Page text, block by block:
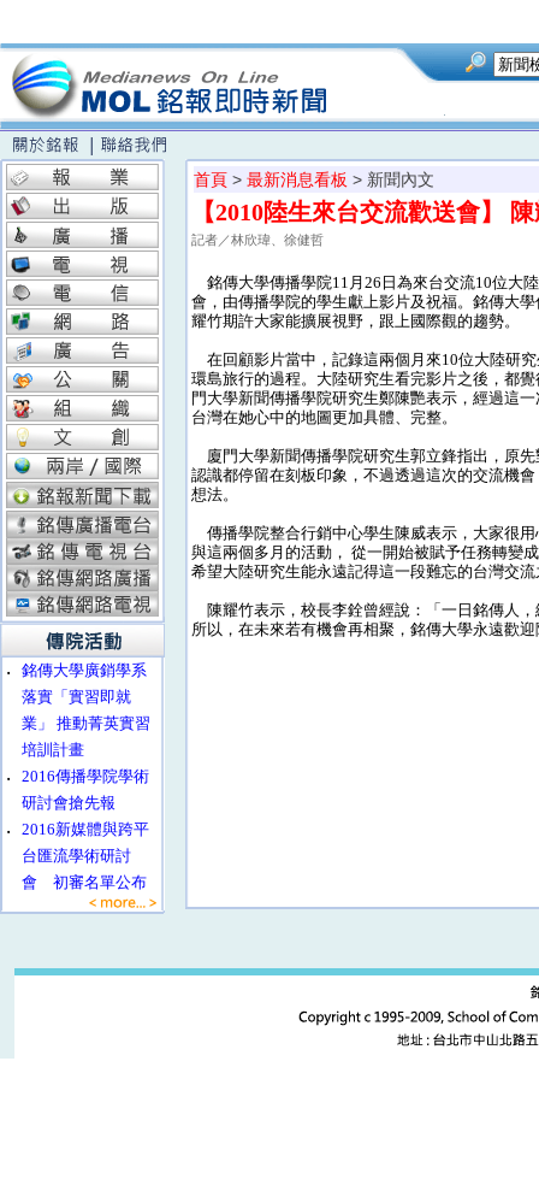
‧
銘傳大學廣銷學系
落實「實習即就
業」 推動菁英實習
培訓計畫
‧
2016傳播學院學術
研討會搶先報
‧
2016新媒體與跨平
台匯流學術研討
會 初審名單公布
首頁 > 最新消息看板 > 新聞內文
【2010陸生來台交流歡送會】
記者／林欣瑋、徐健哲
銘傳大學傳播學院11月26日為來台交流10位大
會，由傳播學院的學生獻上影片及祝福。銘傳大
耀竹期許大家能擴展視野，跟上國際觀的趨勢。
在回顧影片當中，記錄這兩個月來10位大陸研
環島旅行的過程。大陸研究生看完影片之後，都
門大學新聞傳播學院研究生鄭陳艷表示，經過這
台灣在她心中的地圖更加具體、完整。
廈門大學新聞傳播學院研究生郭立鋒指出，原
認識都停留在刻板印象，不過透過這次的交流機
想法。
傳播學院整合行銷中心學生陳威表示，大家很
與這兩個多月的活動， 從一開始被賦予任務轉變
希望大陸研究生能永遠記得這一段難忘的台灣交
陳耀竹表示，校長李銓曾經說：「一日銘傳人
所以，在未來若有機會再相聚，銘傳大學永遠歡